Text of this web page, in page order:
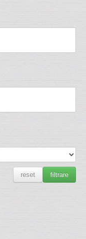
filtrare
reset